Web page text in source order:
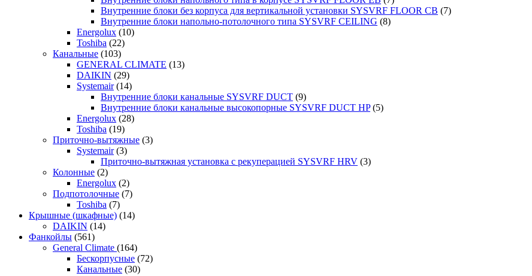
Внутренние блоки без корпуса для вертикальной установки SYSVRF FLOOR CB (7)
Внутренние блоки напольно-потолочного типа SYSVRF CEILING (8)
Energolux (10)
Toshiba (22)
Канальные (103)
GENERAL CLIMATE (13)
DAIKIN (29)
Systemair (14)
Внутренние блоки канальные SYSVRF DUCT (9)
Внутренние блоки канальные высокопорные SYSVRF DUCT HP (5)
Energolux (28)
Toshiba (19)
Приточно-вытяжные (3)
Systemair (3)
Приточно-вытяжная установка с рекуперацией SYSVRF HRV (3)
Колонные (2)
Energolux (2)
Подпотолочные (7)
Toshiba (7)
Крышные (шкафные) (14)
DAIKIN (14)
Фанкойлы (561)
General Climate (164)
Бескорпусные (72)
Канальные (30)